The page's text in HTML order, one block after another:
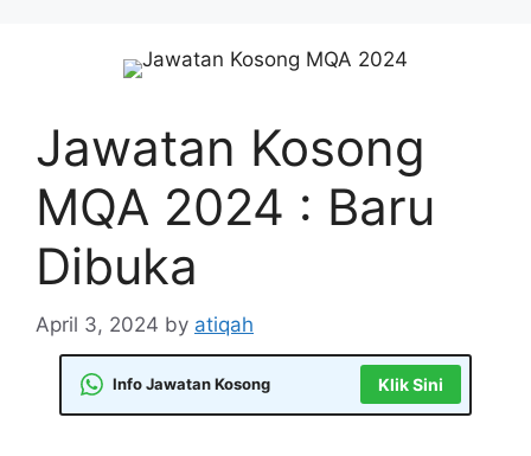
Jawatan Kosong
MQA 2024 : Baru
Dibuka
April 3, 2024 by atiqah
Info Jawatan Kosong Klik Sini